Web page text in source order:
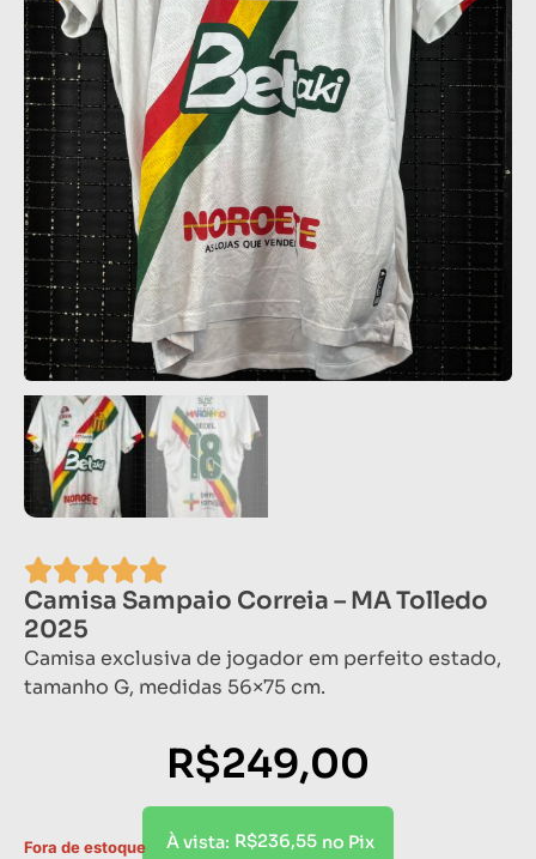
Camisa Sampaio Correia – MA Tolledo
2025
Camisa exclusiva de jogador em perfeito estado,
tamanho G, medidas 56×75 cm.
R$249,00
À vista: R$236,55 no Pix
Fora de estoque